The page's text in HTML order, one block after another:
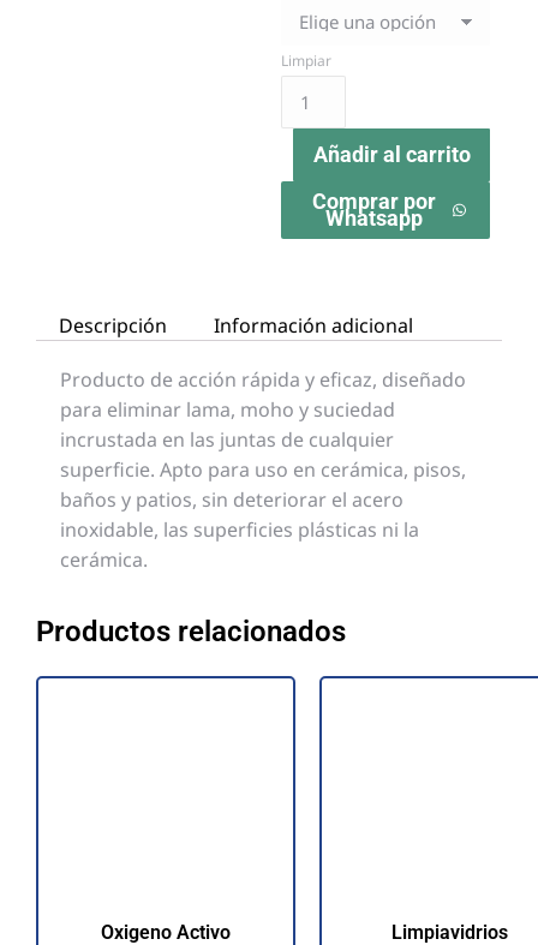
Limpiar
Añadir al carrito
Comprar por
Whatsapp
Descripción Información adicional
Producto de acción rápida y eficaz, diseñado
para eliminar lama, moho y suciedad
incrustada en las juntas de cualquier
superficie. Apto para uso en cerámica, pisos,
baños y patios, sin deteriorar el acero
inoxidable, las superficies plásticas ni la
cerámica.
Productos relacionados
Oxigeno Activo Limpiavidrios